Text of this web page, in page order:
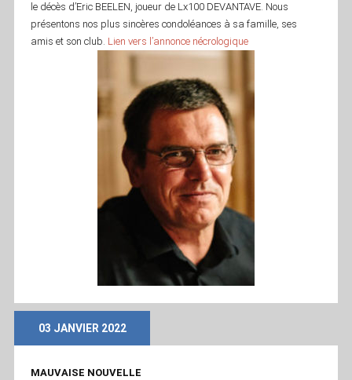
le décès d’Eric BEELEN, joueur de Lx100 DEVANTAVE. Nous
présentons nos plus sincères condoléances à sa famille, ses
amis et son club. Lien vers l’annonce nécrologique
03 JANVIER 2022
MAUVAISE NOUVELLE